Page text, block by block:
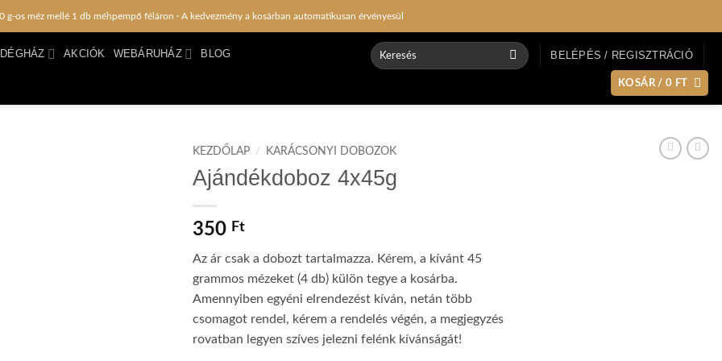
g-os méz mellé 1 db méhpempő féláron · A kedvezmény a kosárban automatikusan érvényesül
AKCIÓK WEBÁRUHÁZ BLOG
Keresés
a
BELÉPÉS / REGISZTRÁCIÓ
KOSÁR /0 FT
KEZDŐLAP / KARÁCSONYI DOBOZOK
Ajándékdoboz 4x45g
350 Ft
Az ár csak a dobozt tartalmazza. Kérem, a kívánt 45
grammos mézeket (4 db) külön tegye a kosárba.
Amennyiben egyéni elrendezést kíván, netán több
csomagot rendel, kérem a rendelés végén, a megjegyzés
rovatban legyen szíves jelezni felénk kívánságát!